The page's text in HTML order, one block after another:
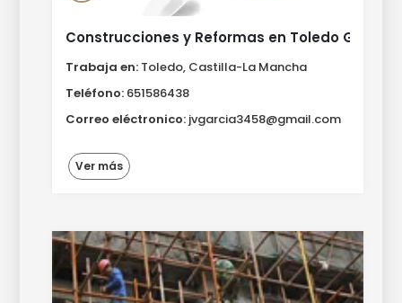
Construcciones y Reformas en Toledo Garcia
Trabaja en: Toledo, Castilla-La Mancha
Teléfono: 651586438
Correo eléctronico: jvgarcia3458@gmail.com
Ver más